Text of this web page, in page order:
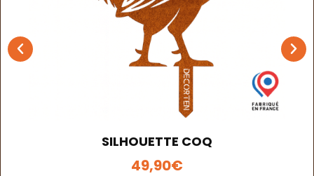
SILHOUETTE COQ
49,90€